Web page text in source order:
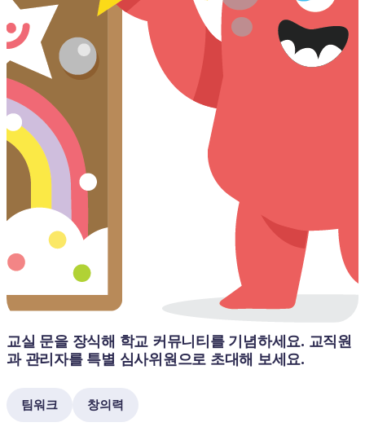
교실 문을 장식해 학교 커뮤니티를 기념하세요. 교직원
과 관리자를 특별 심사위원으로 초대해 보세요.
팀워크 창의력